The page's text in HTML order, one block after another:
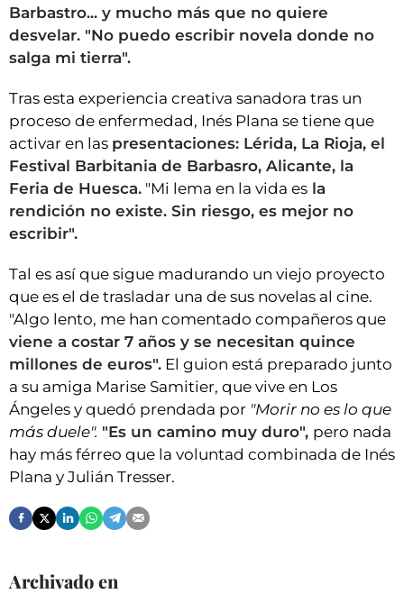
Barbastro... y mucho más que no quiere
desvelar. "No puedo escribir novela donde no
salga mi tierra".
Tras esta experiencia creativa sanadora tras un
proceso de enfermedad, Inés Plana se tiene que
activar en las presentaciones: Lérida, La Rioja, el
Festival Barbitania de Barbasro, Alicante, la
Feria de Huesca. "Mi lema en la vida es la
rendición no existe. Sin riesgo, es mejor no
escribir".
Tal es así que sigue madurando un viejo proyecto
que es el de trasladar una de sus novelas al cine.
"Algo lento, me han comentado compañeros que
viene a costar 7 años y se necesitan quince
millones de euros". El guion está preparado junto
a su amiga Marise Samitier, que vive en Los
Ángeles y quedó prendada por "Morir no es lo que
más duele". "Es un camino muy duro", pero nada
hay más férreo que la voluntad combinada de Inés
Plana y Julián Tresser.
Archivado en